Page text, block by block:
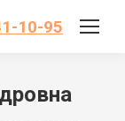
10-95